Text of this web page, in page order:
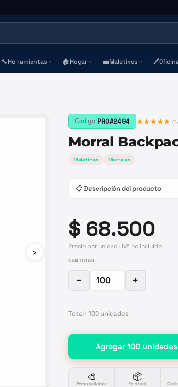
🔧Herramientas 🏠Hogar 💼Maletines 🖊️
›
Código: PROA2494 ★★★★★ (
Morral
Maletines Morrales
📋 Descripción del producto
$ 68.500
Precio por unidad · IVA no incluido
CANTIDAD
− +
Total · 100 unidades
Agregar100 unidades
🎨
Personalizable
📦
En stock